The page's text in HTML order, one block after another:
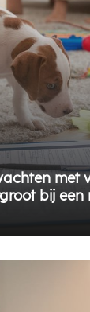
met
bij